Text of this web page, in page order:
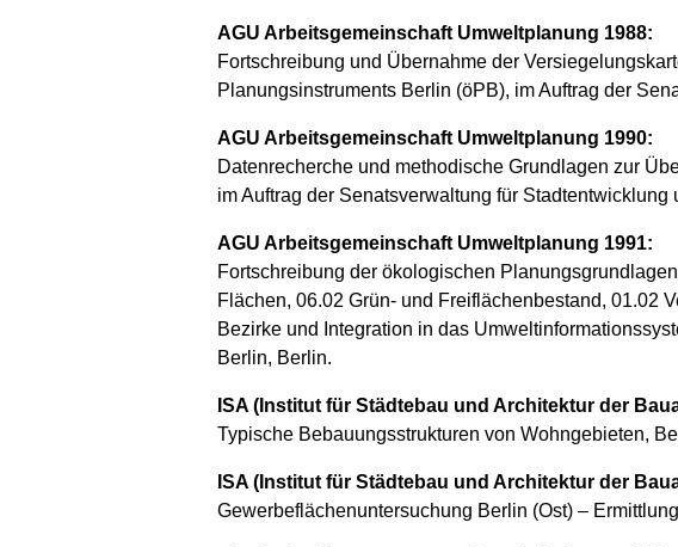
AGU Arbeitsgemeinschaft Umweltplanung 1988:
Fortschreibung und Übernahme der
Planungsinstruments Berlin (öPB), im Auftrag der
AGU Arbeitsgemeinschaft Umweltplanung 1990:
Datenrecherche und methodische Grundlagen zur
im Auftrag der Senatsverwaltung für
AGU Arbeitsgemeinschaft Umweltplanung 1991:
Fortschreibung der ökologischen
Flächen, 06.02 Grün- und Freiflächenbestand, 01.02
Bezirke und Integration in das
Berlin, Berlin.
ISA (Institut für Städtebau und Architektur der
Typische Bebauungsstrukturen von Wohngebieten,
ISA (Institut für Städtebau und Architektur der
Gewerbeflächenuntersuchung Berlin (Ost) –